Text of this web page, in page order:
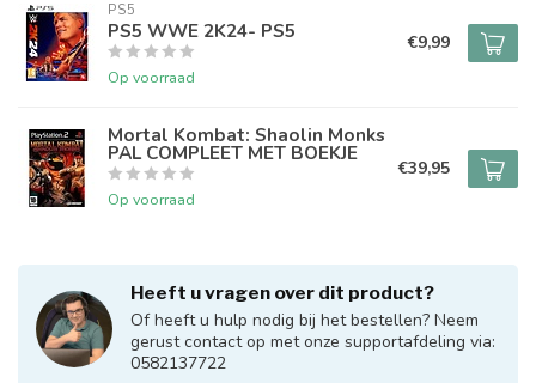
PS5
PS5 WWE 2K24- PS5
Op voorraad
€9,99
Mortal Kombat: Shaolin Monks
PAL COMPLEET MET BOEKJE
Op voorraad
€39,95
Heeft u vragen over dit product?
Of heeft u hulp nodig bij het bestellen? Neem
gerust contact op met onze supportafdeling via:
0582137722